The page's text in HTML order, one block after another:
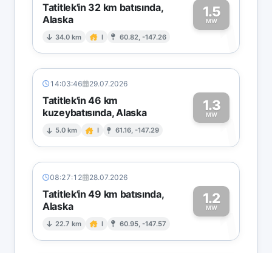
Tatitlek'in 32 km batısında,
Alaska
34.0 km I 60.82, -147.26
1.5
MW1
14:03:46 29.07.2026
Tatitlek'in 46 km
kuzeybatısında, Alaska
5.0 km I 61.16, -147.29
1.3
MW1
08:27:12 28.07.2026
Tatitlek'in 49 km batısında,
Alaska
22.7 km I 60.95, -147.57
1.2
MW1